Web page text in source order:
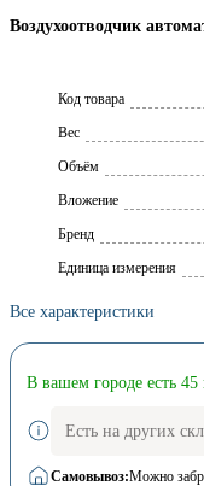
Воздухоотводчик
Код товара
Вес
Объём
Вложение
Брeнд
Единица измерения
Все характеристики
В вашем городе есть
Есть на других
Самовывоз:Можно